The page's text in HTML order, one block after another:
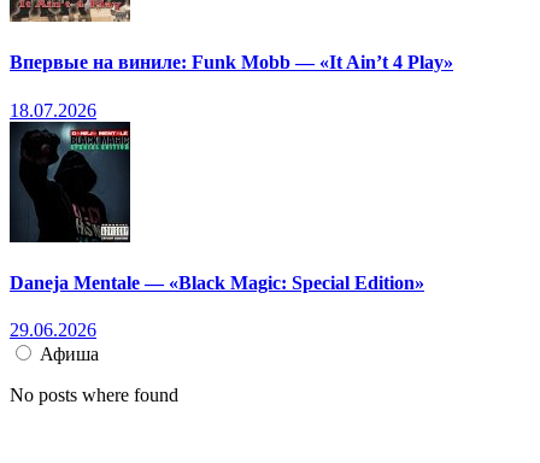
Впервые на виниле: Funk Mobb — «It Ain’t 4 Play»
18.07.2026
Daneja Mentale — «Black Magic: Special Edition»
29.06.2026
Афиша
No posts where found